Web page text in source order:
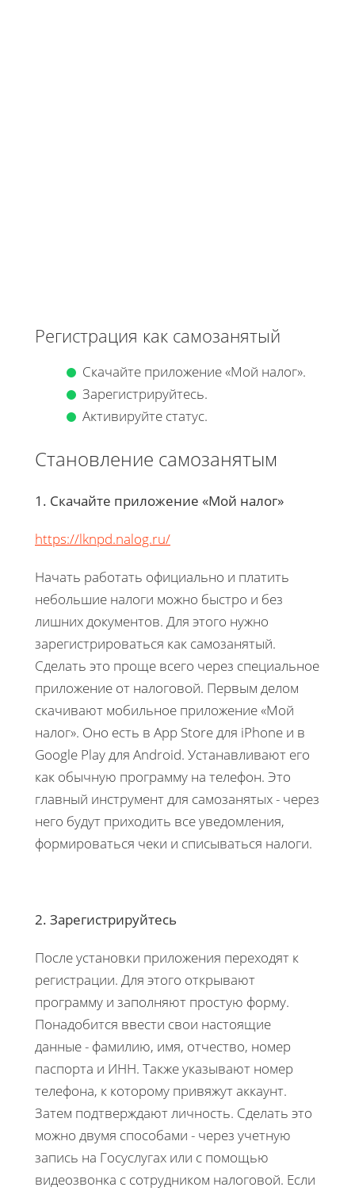
Регистрация как самозанятый
Скачайте приложение «Мой налог».
Зарегистрируйтесь.
Активируйте статус.
Становление самозанятым
1. Скачайте приложение «Мой налог»
https://lknpd.nalog.ru/
Начать работать официально и платить
небольшие налоги можно быстро и без
лишних документов. Для этого нужно
зарегистрироваться как самозанятый.
Сделать это проще всего через специальное
приложение от налоговой. Первым делом
скачивают мобильное приложение «Мой
налог». Оно есть в App Store для iPhone и в
Google Play для Android. Устанавливают его
как обычную программу на телефон. Это
главный инструмент для самозанятых - через
него будут приходить все уведомления,
формироваться чеки и списываться налоги.
2. Зарегистрируйтесь
После установки приложения переходят к
регистрации. Для этого открывают
программу и заполняют простую форму.
Понадобится ввести свои настоящие
данные - фамилию, имя, отчество, номер
паспорта и ИНН. Также указывают номер
телефона, к которому привяжут аккаунт.
Затем подтверждают личность. Сделать это
можно двумя способами - через учетную
запись на Госуслугах или с помощью
видеозвонка с сотрудником налоговой. Если